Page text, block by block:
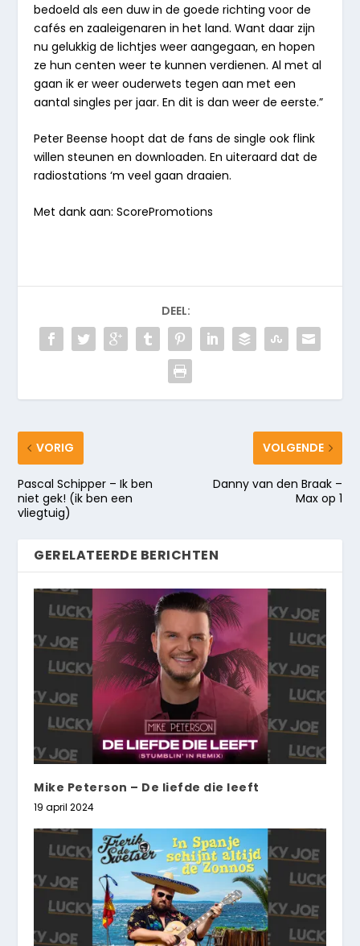
bedoeld als een duw in de goede richting voor de
cafés en zaaleigenaren in het land. Want daar zijn
nu gelukkig de lichtjes weer aangegaan, en hopen
ze hun centen weer te kunnen verdienen. Al met al
gaan ik er weer ouderwets tegen aan met een
aantal singles per jaar. En dit is dan weer de eerste.”
Peter Beense hoopt dat de fans de single ook flink
willen steunen en downloaden. En uiteraard dat de
radiostations ‘m veel gaan draaien.
Met dank aan: ScorePromotions
DEEL:
VORIG
Pascal Schipper – Ik ben
niet gek! (ik ben een
vliegtuig)
VOLGENDE
Danny van den Braak –
Max op 1
GERELATEERDE BERICHTEN
Mike Peterson – De liefde die leeft
19 april 2024